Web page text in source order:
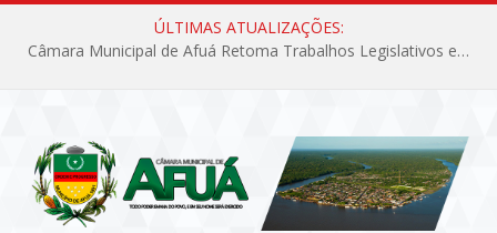
ÚLTIMAS ATUALIZAÇÕES:
Câmara Municipal de Afuá Retoma Trabalhos Legislativos em Sessão Ordinária